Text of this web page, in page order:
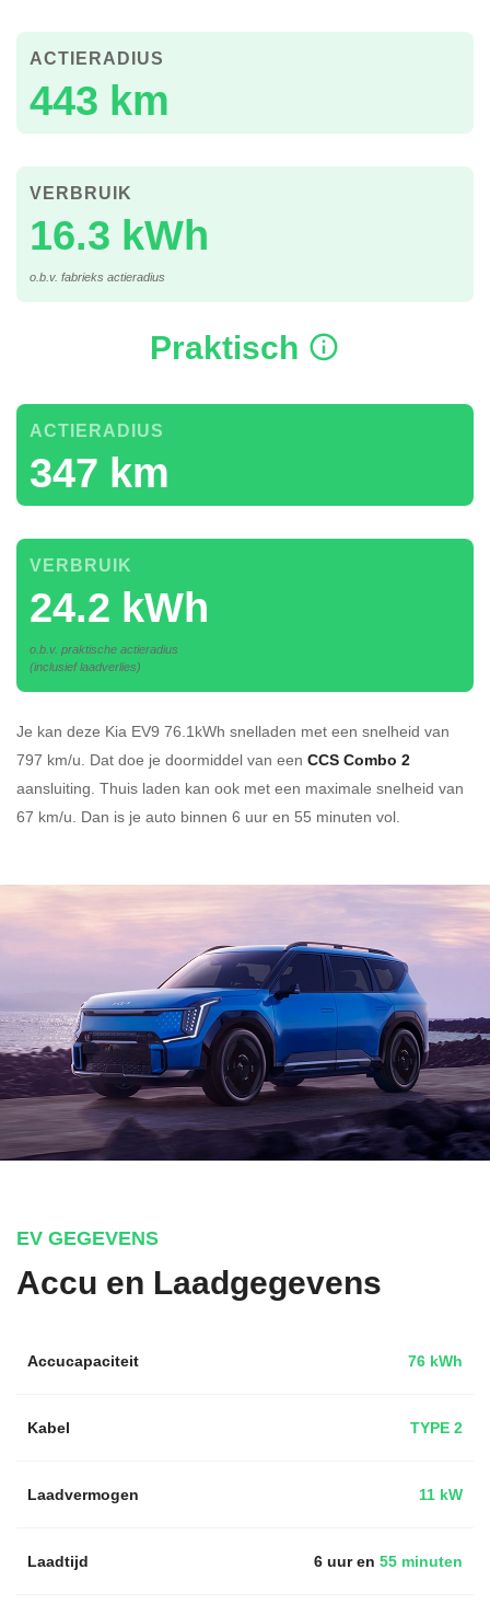
443 km
ACTIERADIUS
16.3 kWh
VERBRUIK
o.b.v. fabrieks actieradius
Praktisch
347 km
ACTIERADIUS
24.2 kWh
VERBRUIK
o.b.v. praktische actieradius
(inclusief laadverlies)
Je kan deze Kia EV9 76.1kWh snelladen met een snelheid van
797 km/u. Dat doe je doormiddel van een CCS Combo 2
aansluiting. Thuis laden kan ook met een maximale snelheid van
67 km/u. Dan is je auto binnen 6 uur en 55 minuten vol.
EV GEGEVENS
Accu en Laadgegevens
Accucapaciteit 76 kWh
Kabel TYPE 2
Laadvermogen 11 kW
Laadtijd 6 uur en 55 minuten